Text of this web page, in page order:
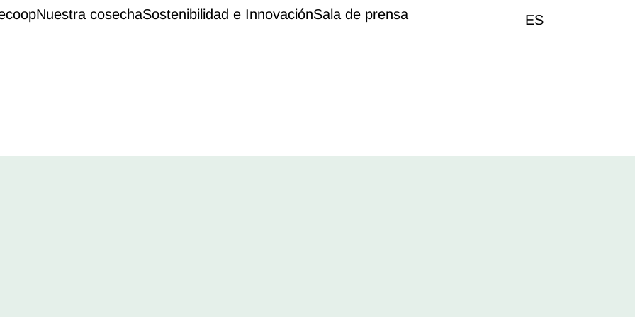
Nuestra cosechaSostenibilidad e InnovaciónSala de prensa ES